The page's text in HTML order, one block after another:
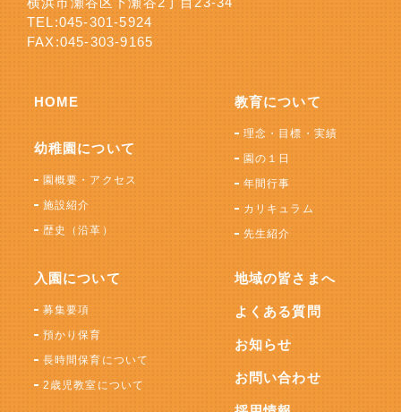
TEL:045-301-5924
FAX:045-303-9165
HOME
幼稚園について
園概要・アクセス
施設紹介
歴史（沿革）
教育について
理念・目標・実績
園の１日
年間行事
カリキュラム
先生紹介
入園について
募集要項
預かり保育
長時間保育について
2歳児教室について
地域の皆さまへ
よくある質問
お知らせ
お問い合わせ